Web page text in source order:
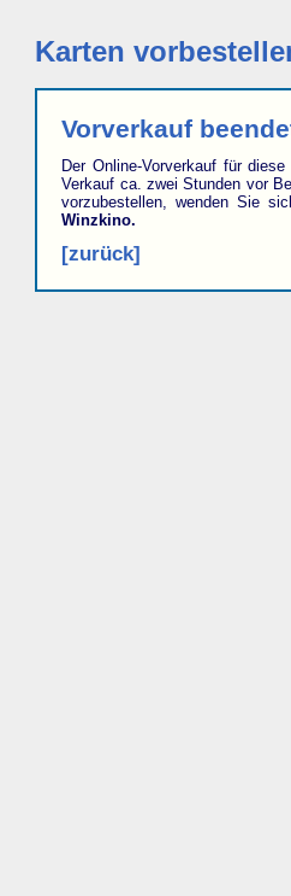
Karten
Vorverkauf
Der Online-Vorverkauf für
Verkauf ca. zwei Stunden vor
vorzubestellen, wenden Sie
Winzkino.
[zurück]